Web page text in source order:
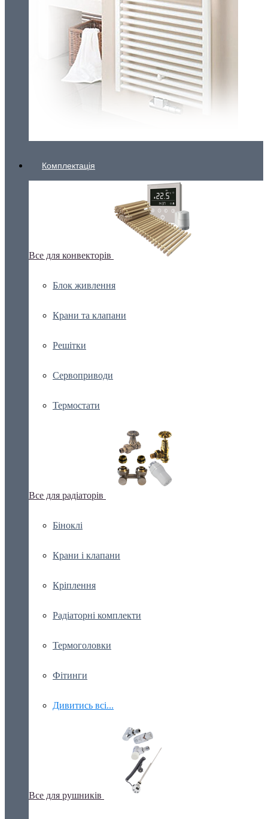
Комплектація
Все для конвекторів
Блок живлення
Крани та клапани
Решітки
Сервоприводи
Термостати
Все для радіаторів
Біноклі
Крани і клапани
Кріплення
Радіаторні комплекти
Термоголовки
Фітинги
Дивитись всі...
Все для рушників